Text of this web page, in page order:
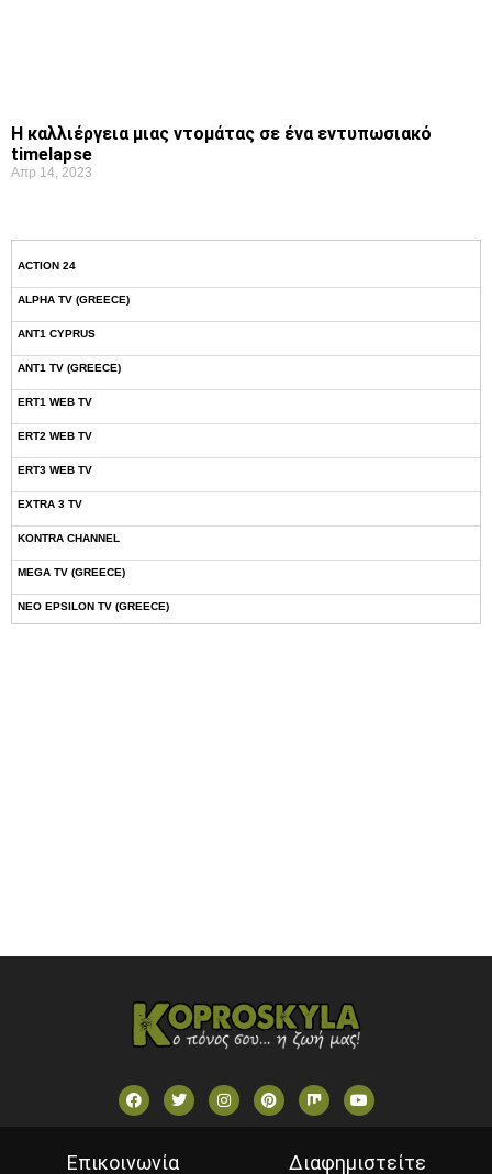
Η καλλιέργεια μιας ντομάτας σε ένα εντυπωσιακό
timelapse
Απρ 14, 2023
ACTION 24
ALPHA TV (GREECE)
ANT1 CYPRUS
ANT1 TV (GREECE)
ERT1 WEB TV
ERT2 WEB TV
ERT3 WEB TV
EXTRA 3 TV
KONTRA CHANNEL
MEGA TV (GREECE)
NEO EPSILON TV (GREECE)
Επικοινωνία Διαφημιστείτε